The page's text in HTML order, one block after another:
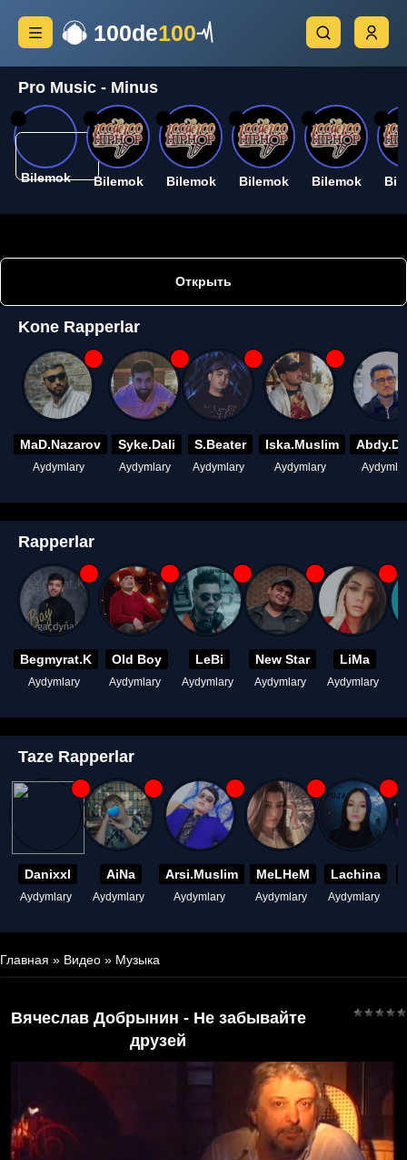
100de100
Pro Music - Minus
Bilemok Bilemok Bilemok Bilemok Bilemok
Открыть
Kone Rapperlar
MaD.Nazarov
Aydymlary
Syke.Dali
Aydymlary
S.Beater
Aydymlary
Iska.Muslim
Aydymlary
Rapperlar
Begmyrat.K
Aydymlary
Old Boy
Aydymlary
LeBi
Aydymlary
New Star
Aydymlary
LiMa
Aydymlary
Taze Rapperlar
Danixxl
Aydymlary
AiNa
Aydymlary
Arsi.Muslim
Aydymlary
MeLHeM
Aydymlary
Lachina
Aydymlary
Главная » Видео » Музыка
Вячеслав Добрынин - Не забывайте
друзей